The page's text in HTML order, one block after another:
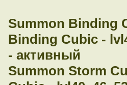
Summon Binding
Binding Cubic -
- активный
Summon Storm